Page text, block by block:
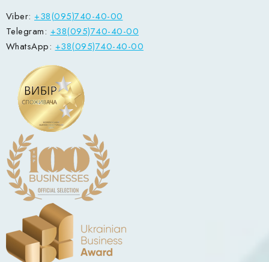
Viber: +38(095)740-40-00
Telegram: +38(095)740-40-00
WhatsApp: +38(095)740-40-00